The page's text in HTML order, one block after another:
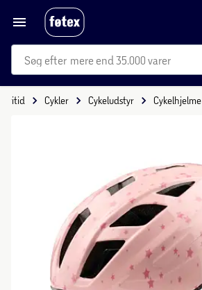
mere end 35.000 varer
Fritid Cykler Cykeludstyr Cykelhjelme